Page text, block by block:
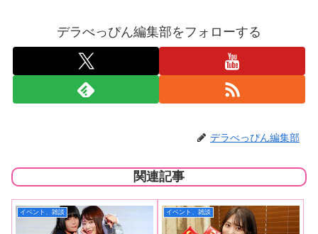
デラべっぴん編集部をフォローする
デラべっぴん編集部
関連記事
イベント、雑談 イベント、雑談